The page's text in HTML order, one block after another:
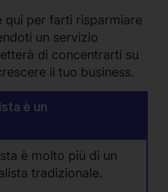
qui per farti risparmiare
un servizio
di concentrarti su
il tuo business.
è un
è molto più di un
tradizionale.